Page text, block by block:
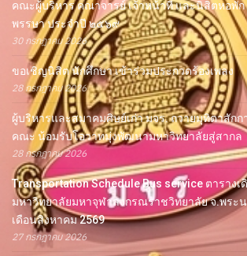
คณะผู้บริหาร คณาจารย์ เจ้าหน้าที่ และนิสิตหอพัก
พรรษา ประจำปี ๒๕๖๙
30 กรกฎาคม 2026
ขอเชิญนิสิต นักศึกษา เข้าร่วมประกวดร้องเพลง
28 กรกฎาคม 2026
ผู้บริหารและสมาคมศิษย์เก่า มจร. ถวายมุทิตาสักก
คณะ น้อมรับโอวาทมุ่งพัฒนามหาวิทยาลัยสู่สากล
28 กรกฎาคม 2026
Transportation Schedule Bus service ตาราง
มหาวิทยาลัยมหาจุฬาลงกรณราชวิทยาลัย จ.พระ
เดือนสิงหาคม 2569
27 กรกฎาคม 2026